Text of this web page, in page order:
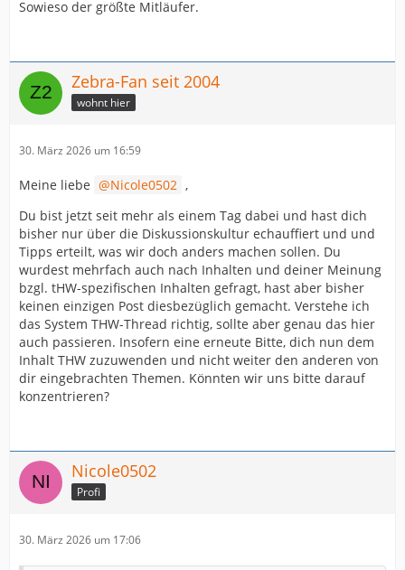
Sowieso der größte Mitläufer.
Zebra-Fan seit 2004
wohnt hier
30. März 2026 um 16:59
Meine liebe Nicole0502 ,
Du bist jetzt seit mehr als einem Tag dabei und hast dich
bisher nur über die Diskussionskultur echauffiert und und
Tipps erteilt, was wir doch anders machen sollen. Du
wurdest mehrfach auch nach Inhalten und deiner Meinung
bzgl. tHW-spezifischen Inhalten gefragt, hast aber bisher
keinen einzigen Post diesbezüglich gemacht. Verstehe ich
das System THW-Thread richtig, sollte aber genau das hier
auch passieren. Insofern eine erneute Bitte, dich nun dem
Inhalt THW zuzuwenden und nicht weiter den anderen von
dir eingebrachten Themen. Könnten wir uns bitte darauf
konzentrieren?
Nicole0502
Profi
30. März 2026 um 17:06